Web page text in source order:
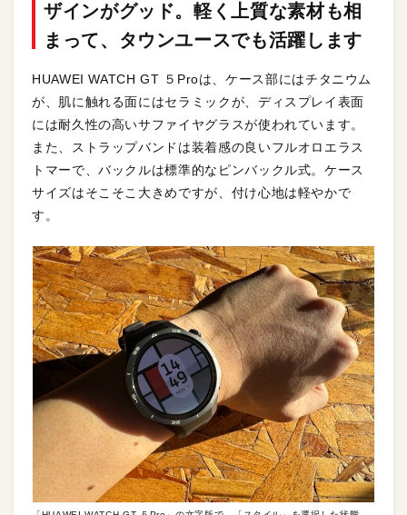
ザインがグッド。軽く上質な素材も相
まって、タウンユースでも活躍します
HUAWEI WATCH GT ５Proは、ケース部にはチタニウム
が、肌に触れる面にはセラミックが、ディスプレイ表面
には耐久性の高いサファイヤグラスが使われています。
また、ストラップバンドは装着感の良いフルオロエラス
トマーで、バックルは標準的なピンバックル式。ケース
サイズはそこそこ大きめですが、付け心地は軽やかで
す。